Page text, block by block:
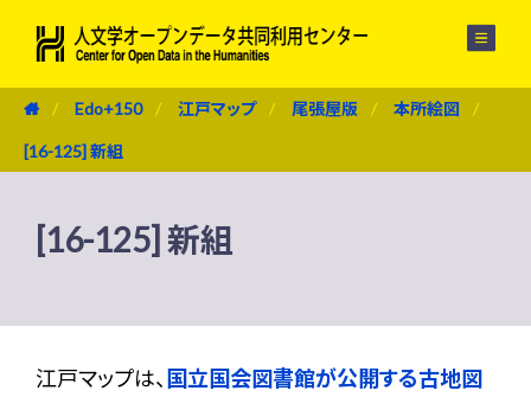
Edo+150 江戸マップ 尾張屋版 本所絵図
[16-125] 新組
[16-125] 新組
江戸マップは、 国立国会図書館が公開する古地図